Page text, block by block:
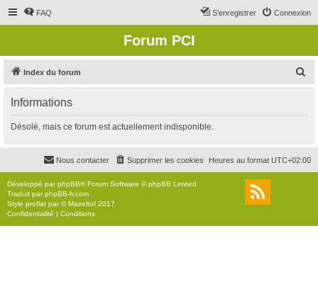
FAQ Connexion
S’enregistrer
Forum PCI
Index du forum
r
c
r
Informations
Désolé, mais ce forum est actuellement indisponible.
Heures au format UTC+02:00
Supprimer les cookies
Nous contacter
Développé parphpBB® Forum Software © phpBB Limited
Traduit parphpBB-fr.com
Style proflat par ©Mazeltof 2017
Confidentialité | Conditions